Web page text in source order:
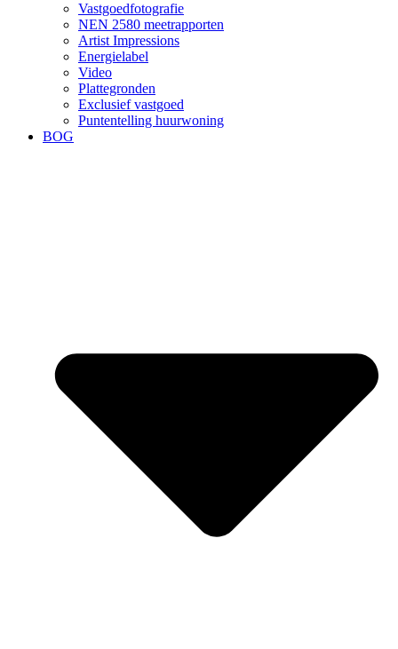
Vastgoedfotografie
NEN 2580 meetrapporten
Artist Impressions
Energielabel
Video
Plattegronden
Exclusief vastgoed
Puntentelling huurwoning
BOG